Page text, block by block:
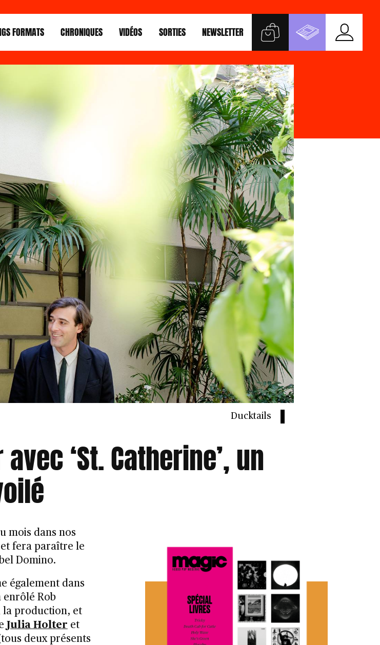
FORMATS CHRONIQUES VIDÉOS SORTIES NEWSLETTER
Ducktails
‘St. Catherine’, un
mois dans nos
fera paraître le
Domino.
également dans
enrôlé Rob
la production, et
Julia Holter et
deux présents